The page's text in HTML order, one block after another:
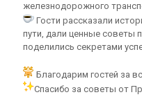
железнодорожного
Гости рассказали
пути, дали ценные советы
поделились секретами
Благодарим гостей за
Спасибо за советы от